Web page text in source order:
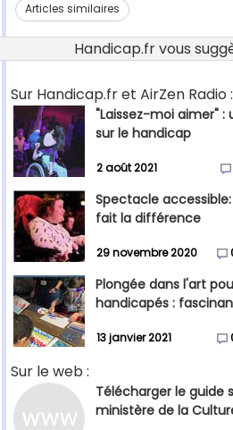
Articles similaires
Handicap.fr vous
Sur Handicap.fr et AirZen Radio :
"Laissez-moi aimer"
sur le handicap
2 août 2021
Spectacle
fait la différence
29 novembre 2020
Plongée dans l'art
handicapés :
13 janvier 2021
Sur le web :
Télécharger le guide
ministère de la